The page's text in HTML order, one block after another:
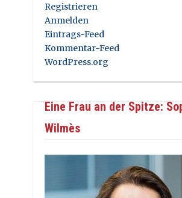
Registrieren
Anmelden
Eintrags-Feed
Kommentar-Feed
WordPress.org
Eine Frau an der Spitze:
Wilmès